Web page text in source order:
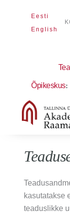
Eesti
English
Õpikeskus:
kasutatakse
teaduslikke